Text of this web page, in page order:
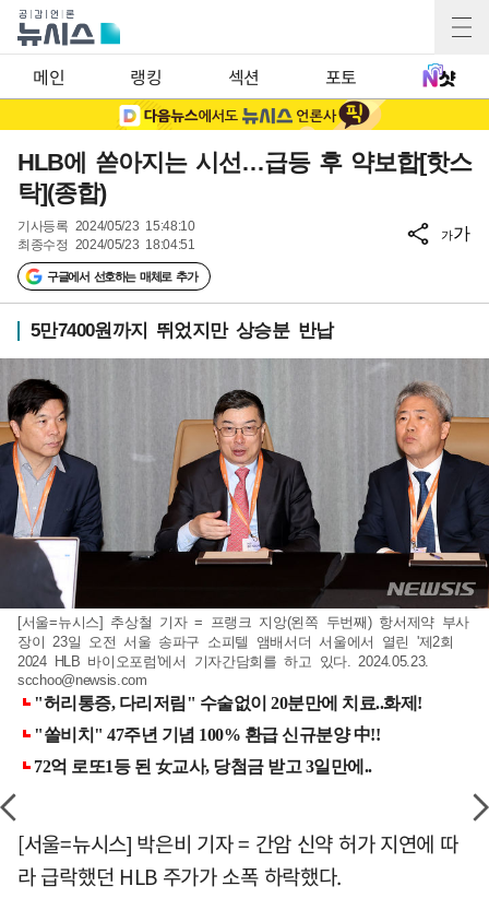
메인 랭킹 섹션 포토
HLB에 쏟아지는 시선…급등 후 약보합[핫스
탁](종합)
기사등록 2024/05/23 15:48:10
최종수정 2024/05/23 18:04:51
구글에서 선호하는 매체로 추가
가가
5만7400원까지 뛰었지만 상승분 반납
[서울=뉴시스] 추상철 기자 = 프랭크 지앙(왼쪽 두번째) 항서제약 부사
장이 23일 오전 서울 송파구 소피텔 앰배서더 서울에서 열린 '제2회
2024 HLB 바이오포럼'에서 기자간담회를 하고 있다. 2024.05.23.
scchoo@newsis.com
[서울=뉴시스] 박은비 기자 = 간암 신약 허가 지연에 따
라 급락했던 HLB 주가가 소폭 하락했다.